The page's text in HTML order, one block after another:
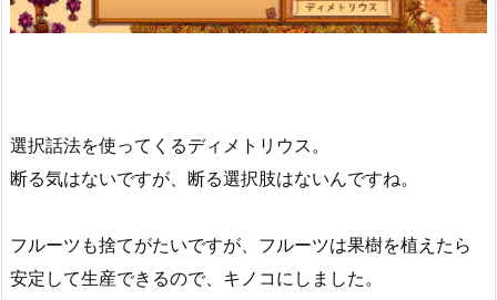
選択話法を使ってくるディメトリウス。
断る気はないですが、断る選択肢はないんですね。
フルーツも捨てがたいですが、フルーツは果樹を植えたら
安定して生産できるので、キノコにしました。